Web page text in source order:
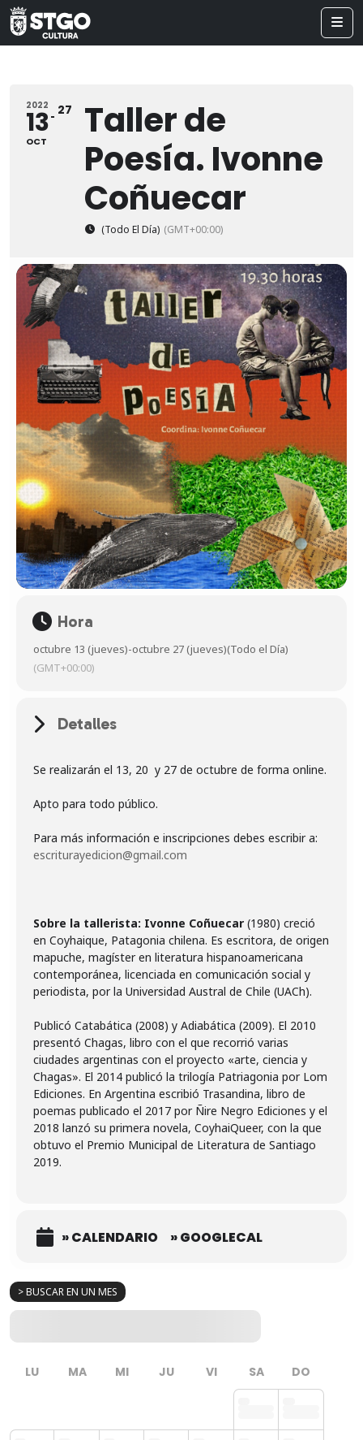
> BUSCAR EN UN MES
LU MA MI JU VI SA DO
2022
13
OCT
27
Taller de
Poesía. Ivonne
Coñuecar
(Todo El Día) (GMT+00:00)
Hora
octubre 13 (jueves)-octubre 27 (jueves)(Todo el Día)
(GMT+00:00)
Detalles
Se realizarán el 13, 20 y 27 de octubre de forma online.
Apto para todo público.
Para más información e inscripciones debes escribir a:
escriturayedicion@gmail.com
Sobre la tallerista: Ivonne Coñuecar (1980) creció
en Coyhaique, Patagonia chilena. Es escritora, de origen
mapuche, magíster en literatura hispanoamericana
contemporánea, licenciada en comunicación social y
periodista, por la Universidad Austral de Chile (UACh).
Publicó Catabática (2008) y Adiabática (2009). El 2010
presentó Chagas, libro con el que recorrió varias
ciudades argentinas con el proyecto «arte, ciencia y
Chagas». El 2014 publicó la trilogía Patriagonia por Lom
Ediciones. En Argentina escribió Trasandina, libro de
poemas publicado el 2017 por Ñire Negro Ediciones y el
2018 lanzó su primera novela, CoyhaiQueer, con la que
obtuvo el Premio Municipal de Literatura de Santiago
2019.
» CALENDARIO » GOOGLECAL